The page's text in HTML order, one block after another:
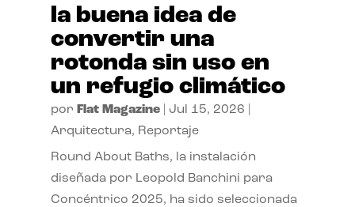
la buena idea de
convertir una
rotonda sin uso en
un refugio climático
por Flat Magazine| Jul 15, 2026
Arquitectura, Reportaje
Round About Baths, la instalación
diseñada por Leopold Banchini para
Concéntrico 2025, ha sido seleccionada